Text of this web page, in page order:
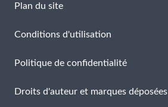
Plan du site
Conditions d'utilisation
Politique de confidentialité
Droits d'auteur et marques déposées